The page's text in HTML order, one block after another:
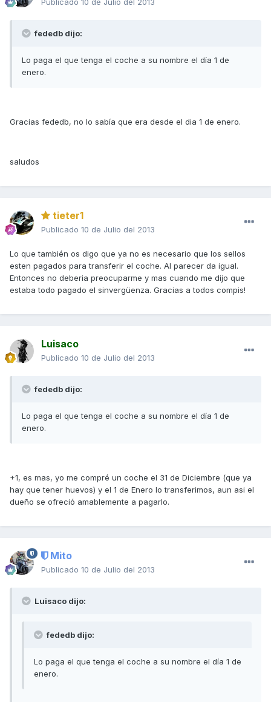
fededb dijo:
Lo paga el que tenga el coche a su nombre el día 1 de
enero.
Gracias fededb, no lo sabía que era desde el dia 1 de enero.
saludos
tieter1
Publicado 10 de Julio del 2013
Lo que también os digo que ya no es necesario que los sellos
esten pagados para transferir el coche. Al parecer da igual.
Entonces no deberia preocuparme y mas cuando me dijo que
estaba todo pagado el sinvergüenza. Gracias a todos compis!
Luisaco
Publicado 10 de Julio del 2013
fededb dijo:
Lo paga el que tenga el coche a su nombre el día 1 de
enero.
+1, es mas, yo me compré un coche el 31 de Diciembre (que ya
hay que tener huevos) y el 1 de Enero lo transferimos, aun asi el
dueño se ofreció amablemente a pagarlo.
Mito
Publicado 10 de Julio del 2013
Luisaco dijo:
fededb dijo:
Lo paga el que tenga el coche a su nombre el día 1 de
enero.